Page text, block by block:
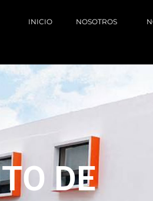
INICIO NOSOTROS
DE